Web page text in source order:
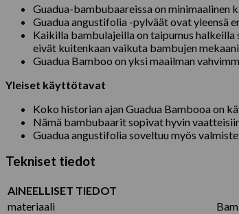
Guadua-bambubaareissa on minimaalinen
Guadua angustifolia -pylväät ovat yleensä
Kaikilla bambulajeilla on taipumus halkeilla
eivät kuitenkaan vaikuta bambujen
Guadua Bamboo on yksi maailman
Yleiset käyttötavat
Koko historian ajan Guadua Bambooa on
Nämä bambubaarit sopivat hyvin
Guadua angustifolia soveltuu myös
Tekniset tiedot
AINEELLISET TIEDOT
materiaali